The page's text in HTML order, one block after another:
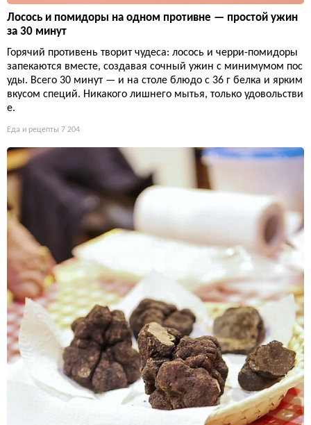
Лосось и помидоры на одном противне — простой ужин
за 30 минут
Горячий противень творит чудеса: лосось и черри-помидоры
запекаются вместе, создавая сочный ужин с минимумом пос
уды. Всего 30 минут — и на столе блюдо с 36 г белка и ярким
вкусом специй. Никакого лишнего мытья, только удовольстви
е.
Еда и рецепты 7 204